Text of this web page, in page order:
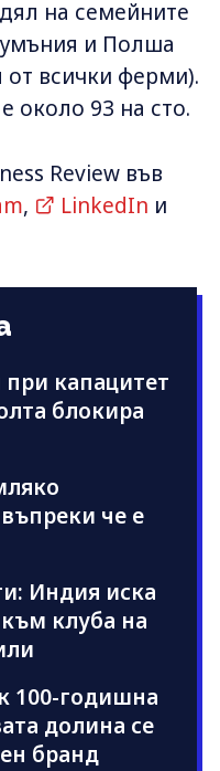
на семейните
и Полша
от всички ферми).
около 93 на сто.
Review във
, LinkedIn и
при капацитет
блокира
че е
Индия иска
клубa на
100-годишна
долина се
бранд